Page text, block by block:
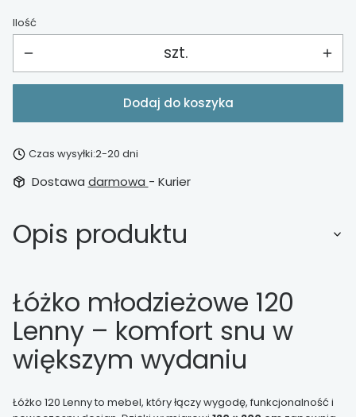
Ilość
szt.
Dodaj do koszyka
Czas wysyłki:2-20 dni
Dostawa darmowa - Kurier
Opis produktu
Łóżko młodzieżowe 120
Lenny – komfort snu w
większym wydaniu
Łóżko 120 Lenny to mebel, który łączy wygodę, funkcjonalność i